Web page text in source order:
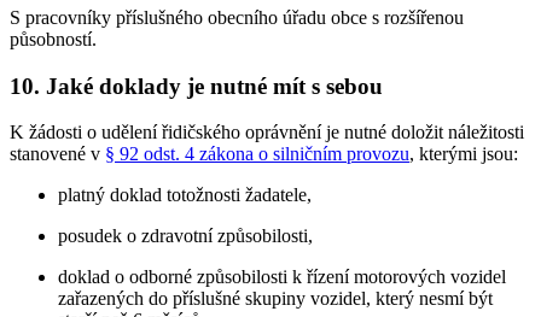
S pracovníky příslušného obecního úřadu obce s rozšířenou
působností.
10. Jaké doklady je nutné mít s sebou
K žádosti o udělení řidičského oprávnění je nutné doložit náležitosti
stanovené v § 92 odst. 4 zákona o silničním provozu, kterými jsou:
platný doklad totožnosti žadatele,
posudek o zdravotní způsobilosti,
doklad o odborné způsobilosti k řízení motorových vozidel
zařazených do příslušné skupiny vozidel, který nesmí být